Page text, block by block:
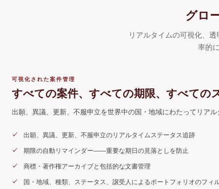
グロ
リアルタイムの可視化、
率的
可視化された案件管理
すべての案件、すべての期限、すべての
出願、異議、更新、不服申立を世界中の国・地域にわたってリア
出願、異議、更新、不服申立のリアルタイムステータス追跡
期限の自動リマインダー——重要な期日の見落としを防止
商標・著作権アーカイブと包括的な文書管理
国・地域、種類、ステータス、譲受人によるポートフォリオのフィ